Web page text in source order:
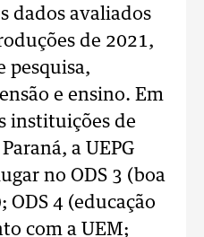
dados avaliados
de 2021,
pesquisa,
e ensino. Em
instituições de
a UEPG
no ODS 3 (boa
ODS 4 (educação
com a UEM;